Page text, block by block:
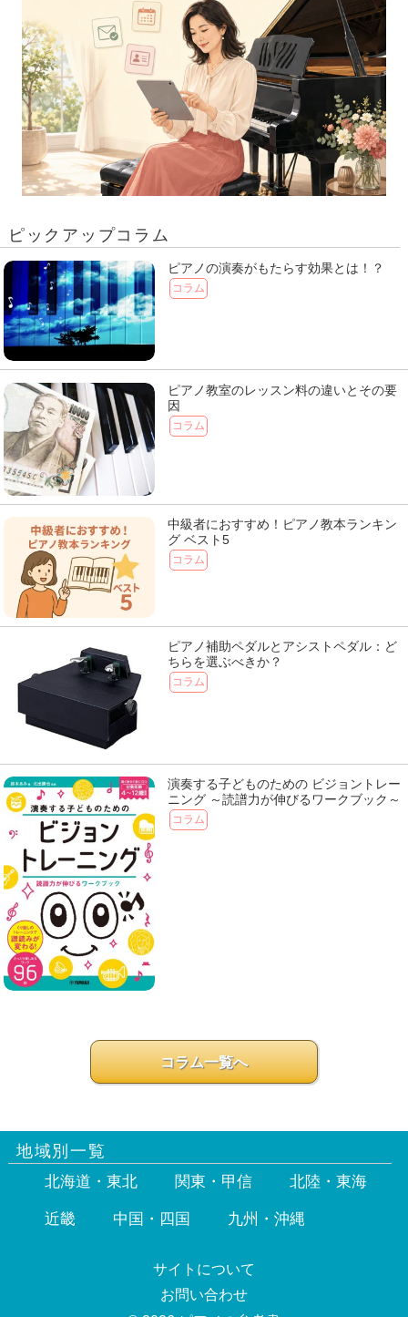
ピックアップコラム
ピアノの演奏がもたらす効果とは！？
コラム
ピアノ教室のレッスン料の違いとその要
因
コラム
中級者におすすめ！ピアノ教本ランキン
グ ベスト5
コラム
ピアノ補助ペダルとアシストペダル：ど
ちらを選ぶべきか？
コラム
演奏する子どものための ビジョントレー
ニング ～読譜力が伸びるワークブック～
コラム
コラム一覧へ
地域別一覧
北海道・東北 関東・甲信 北陸・東海
近畿 中国・四国 九州・沖縄
サイトについて
お問い合わせ